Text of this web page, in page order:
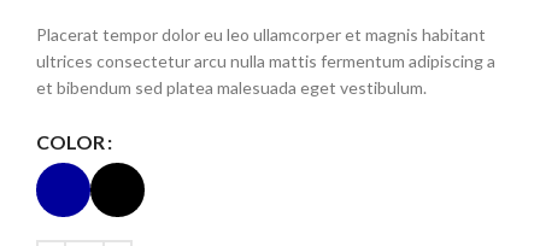
Placerat tempor dolor eu leo ullamcorper et magnis habitant
ultrices consectetur arcu nulla mattis fermentum adipiscing a
et bibendum sed platea malesuada eget vestibulum.
COLOR